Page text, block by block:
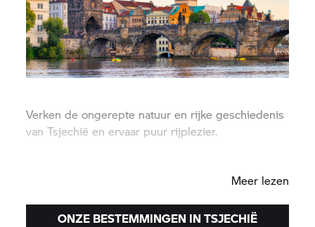
Verken de ongerepte natuur en rijke geschiedenis
van Tsjechië en ervaar puur rijplezier.
Meer lezen
ONZE BESTEMMINGEN IN TSJECHIË